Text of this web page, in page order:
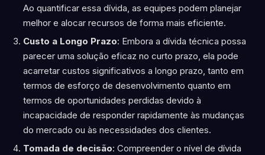
Ao quantificar essa dívida, as equipes podem planejar
melhor e alocar recursos de forma mais eficiente.
Custo a Longo Prazo: Embora a dívida técnica possa
parecer uma solução eficaz no curto prazo, ela pode
acarretar custos significativos a longo prazo, tanto em
termos de esforço de desenvolvimento quanto em
termos de oportunidades perdidas devido à
incapacidade de responder rapidamente às mudanças
do mercado ou às necessidades dos clientes.
Tomada de decisão: Compreender o nível de dívida